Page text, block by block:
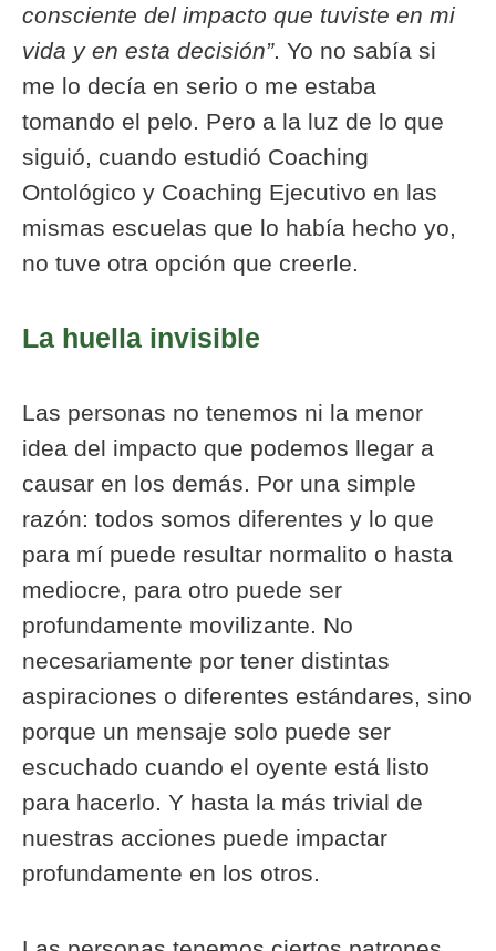
consciente del impacto que tuviste en mi
vida y en esta decisión”. Yo no sabía si
me lo decía en serio o me estaba
tomando el pelo. Pero a la luz de lo que
siguió, cuando estudió Coaching
Ontológico y Coaching Ejecutivo en las
mismas escuelas que lo había hecho yo,
no tuve otra opción que creerle.
La huella invisible
Las personas no tenemos ni la menor
idea del impacto que podemos llegar a
causar en los demás. Por una simple
razón: todos somos diferentes y lo que
para mí puede resultar normalito o hasta
mediocre, para otro puede ser
profundamente movilizante. No
necesariamente por tener distintas
aspiraciones o diferentes estándares, sino
porque un mensaje solo puede ser
escuchado cuando el oyente está listo
para hacerlo. Y hasta la más trivial de
nuestras acciones puede impactar
profundamente en los otros.